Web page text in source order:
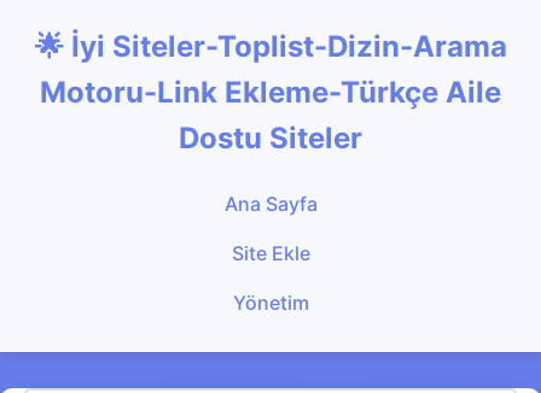
🌟 İyi Siteler-Toplist-Dizin-Arama
Motoru-Link Ekleme-Türkçe Aile
Dostu Siteler
Ana Sayfa
Site Ekle
Yönetim